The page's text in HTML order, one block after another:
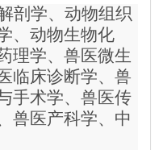
剖学、动物组织
、动物生物化
理学、兽医微生
临床诊断学、兽
手术学、兽医传
兽医产科学、中